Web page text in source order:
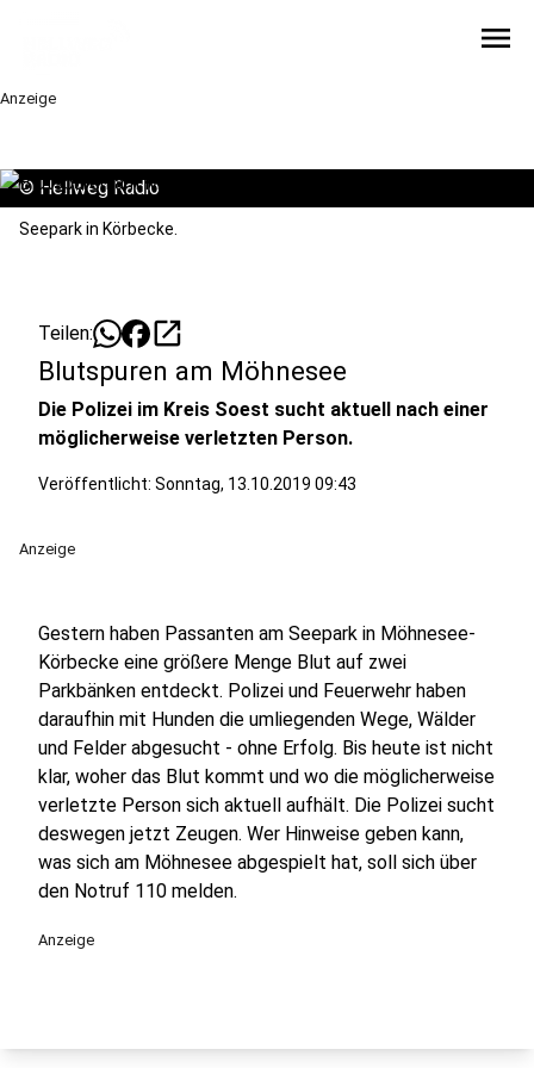
menu
Anzeige
© Hellweg Radio
Seepark in Körbecke.
Teilen: open_in_new
Blutspuren am Möhnesee
Die Polizei im Kreis Soest sucht aktuell nach einer
möglicherweise verletzten Person.
Veröffentlicht: Sonntag, 13.10.2019 09:43
Anzeige
Gestern haben Passanten am Seepark in Möhnesee-
Körbecke eine größere Menge Blut auf zwei
Parkbänken entdeckt. Polizei und Feuerwehr haben
daraufhin mit Hunden die umliegenden Wege, Wälder
und Felder abgesucht - ohne Erfolg. Bis heute ist nicht
klar, woher das Blut kommt und wo die möglicherweise
verletzte Person sich aktuell aufhält. Die Polizei sucht
deswegen jetzt Zeugen. Wer Hinweise geben kann,
was sich am Möhnesee abgespielt hat, soll sich über
den Notruf 110 melden.
Anzeige